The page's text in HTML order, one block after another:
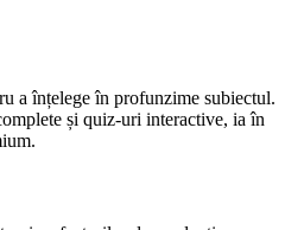
a înțelege în profunzime subiectul.
și quiz-uri interactive, ia în